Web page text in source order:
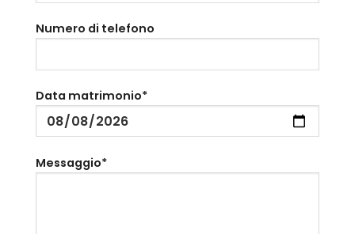
Numero di telefono
Data matrimonio*
Messaggio*